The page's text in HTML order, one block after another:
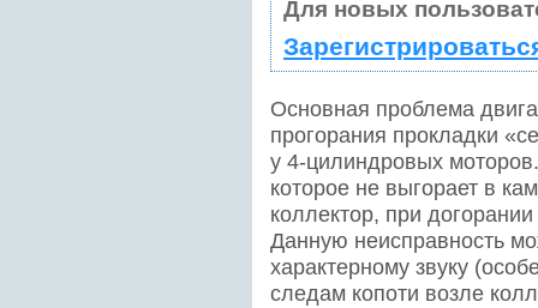
Для новых
Основная проблема
прогорания прокладки
у 4-цилиндровых
которое не выгорает в
коллектор, при
Данную неисправность
характерному звуку
следам копоти возле